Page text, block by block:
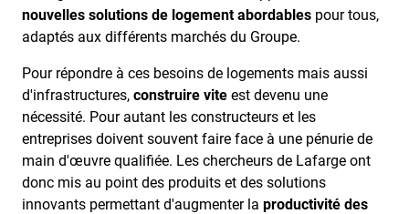
nouvelles solutions de logement abordables pour tous,
adaptés aux différents marchés du Groupe.
Pour répondre à ces besoins de logements mais aussi
d'infrastructures, construire vite est devenu une
nécessité. Pour autant les constructeurs et les
entreprises doivent souvent faire face à une pénurie de
main d'œuvre qualifiée. Les chercheurs de Lafarge ont
donc mis au point des produits et des solutions
innovants permettant d'augmenter la productivité des